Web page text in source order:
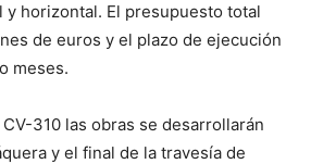
y horizontal. El presupuesto total
de euros y el plazo de ejecución
meses.
310 las obras se desarrollarán
y el final de la travesía de